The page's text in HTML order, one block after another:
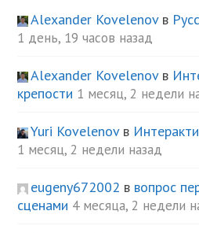
Alexander Kovelenovв
1 день, 19 часов назад
Alexander Kovelenovв
крепости 1 месяц, 2 недели
Yuri Kovelenovв
1 месяц, 2 недели назад
eugeny672002 в вопрос
сценами 4 месяца, 2 недели